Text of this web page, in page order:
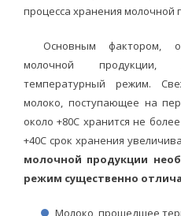
процесса хранения молочной
Основным фактором,
молочной продукции,
температурный режим.
молоко, поступающее на
около +80С хранится не
+40С срок хранения
молочной продукции
режим существенно
Молоко, прошедшее